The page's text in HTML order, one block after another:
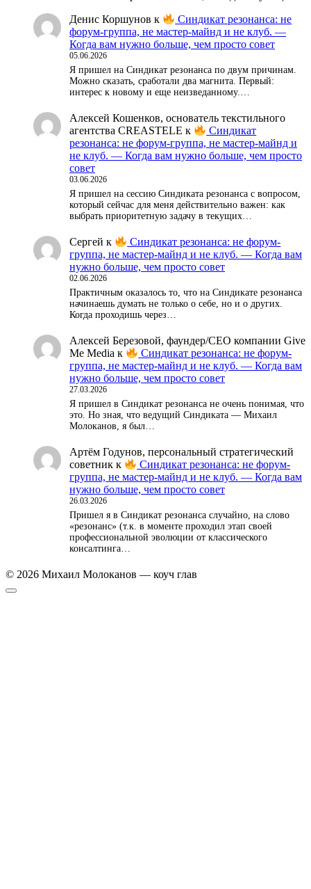
Денис Коршунов к
Синдикат резонанса: не
форум-группа, не мастер-майнд и не клуб. —
Когда вам нужно больше, чем просто совет
05.06.2026
Я пришел на Синдикат резонанса по двум причинам.
Можно сказать, сработали два магнита. Первый:
интерес к новому и еще неизведанному.…
Алексей Кошенков, основатель текстильного
агентства CREASTELE к
Синдикат
резонанса: не форум-группа, не мастер-майнд и
не клуб. — Когда вам нужно больше, чем просто
совет
03.06.2026
Я пришел на сессию Синдиката резонанса с вопросом,
который сейчас для меня действительно важен: как
выбрать приоритетную задачу в текущих…
Сергей к
Синдикат резонанса: не форум-
группа, не мастер-майнд и не клуб. — Когда вам
нужно больше, чем просто совет
02.06.2026
Практичным оказалось то, что на Синдикате резонанса
начинаешь думать не только о себе, но и о других.
Когда проходишь через…
Алексей Березовой, фаундер/СЕО компании Give
Me Media к
Синдикат резонанса: не форум-
группа, не мастер-майнд и не клуб. — Когда вам
нужно больше, чем просто совет
27.03.2026
Я пришел в Синдикат резонанса не очень понимая, что
это. Но зная, что ведущий Синдиката — Михаил
Молоканов, я был…
Артём Годунов, персональный стратегический
советник к
Синдикат резонанса: не форум-
группа, не мастер-майнд и не клуб. — Когда вам
нужно больше, чем просто совет
26.03.2026
Пришел я в Синдикат резонанса случайно, на слово
«резонанс» (т.к. в моменте проходил этап своей
профессиональной эволюции от классического
консалтинга…
© 2026 Михаил Молоканов — коуч глав